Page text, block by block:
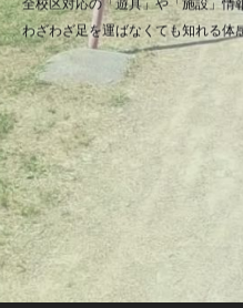
全校区対応の「遊具」や「施設」情
わざわざ足を運ばなくても知れる体